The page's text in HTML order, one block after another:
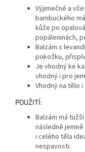
Výjimečné a
bambuckého
kůže po
popáleninách,
Balzám s
pokožku,
Je vhodný ke
vhodný i pro
Vhodný na tělo
POUŽITÍ:
Balzám má
následně
i celého těla
nespavosti.